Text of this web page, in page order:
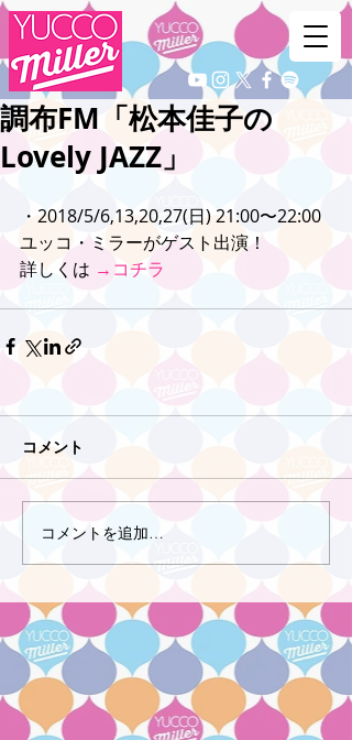
調布FM「松本佳子の
Lovely JAZZ」
・2018/5/6,13,20,27(日) 21:00〜22:00
ユッコ・ミラーがゲスト出演！
詳しくは →コチラ
コメント
コメントを追加…